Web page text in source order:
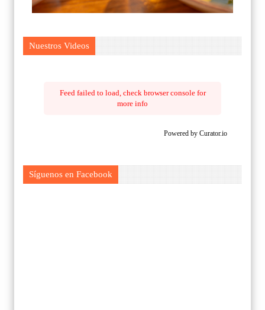
Nuestros Videos
Feed failed to load, check browser console for
more info
Powered by Curator.io
Síguenos en Facebook